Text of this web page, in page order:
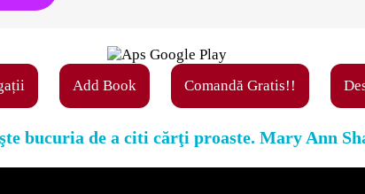
Add Book Comandă Gratis!!
bucuria de a citi cărţi proaste. Mary Ann